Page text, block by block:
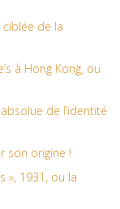
de la
à Hong Kong, ou
de l’identité
son origine !
», 1931, ou la